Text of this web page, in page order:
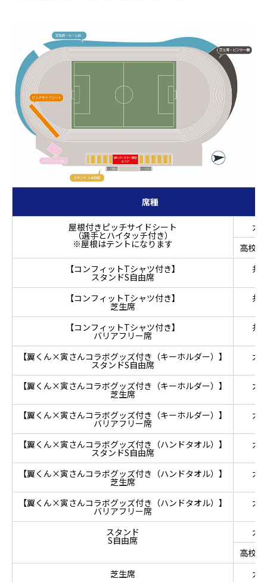
席種
屋根付きピッチサイドシート
（選手とハイタッチ付き）
※屋根はテントになります
大
高校
【コンフィットTシャツ付き】
スタンドS自由席
共
【コンフィットTシャツ付き】
芝生席
共
【コンフィットTシャツ付き】
バリアフリー席
共
【翼くん×寅さんコラボグッズ付き（キーホルダー）】
スタンドS自由席
大
【翼くん×寅さんコラボグッズ付き（キーホルダー）】
芝生席
大
【翼くん×寅さんコラボグッズ付き（キーホルダー）】
バリアフリー席
大
【翼くん×寅さんコラボグッズ付き（ハンドタオル）】
スタンドS自由席
大
【翼くん×寅さんコラボグッズ付き（ハンドタオル）】
芝生席
大
【翼くん×寅さんコラボグッズ付き（ハンドタオル）】
バリアフリー席
大
スタンド
S自由席
大
高校
芝生席
大